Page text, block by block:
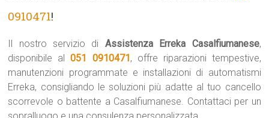
0910471!
Il nostro servizio di Assistenza Erreka Casalfiumanese,
disponibile al051 0910471, offre riparazioni tempestive,
manutenzioni programmate e installazioni di automatismi
Erreka, consigliando le soluzioni più adatte al tuo cancello
scorrevole o battente a Casalfiumanese. Contattaci per un